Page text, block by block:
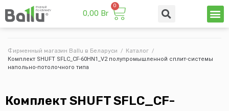
0,00 Br
Фирменный магазин Ballu в Беларуси / Каталог /
Комплект SHUFT SFLC_CF-60HN1_V2 полупромышленной сплит-системы
напольно-потолочного типа
Комплект SHUFT SFLC_CF-